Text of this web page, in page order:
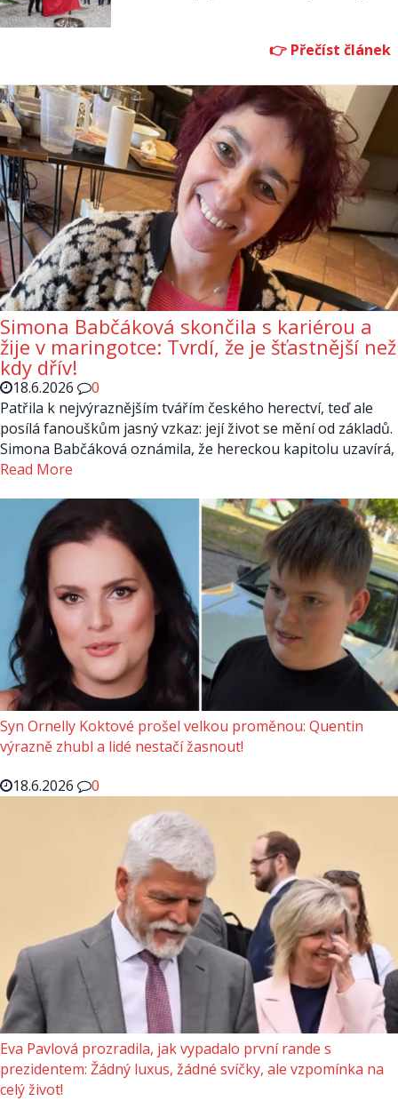
Simona Babčáková skončila s kariérou a
žije v maringotce: Tvrdí, že je šťastnější než
kdy dřív!
18.6.2026
0
Patřila k nejvýraznějším tvářím českého herectví, teď ale
posílá fanouškům jasný vzkaz: její život se mění od základů.
Simona Babčáková oznámila, že hereckou kapitolu uzavírá,
Read More
Syn Ornelly Koktové prošel velkou proměnou: Quentin
výrazně zhubl a lidé nestačí žasnout!
18.6.2026
0
Eva Pavlová prozradila, jak vypadalo první rande s
prezidentem: Žádný luxus, žádné svíčky, ale vzpomínka na
celý život!